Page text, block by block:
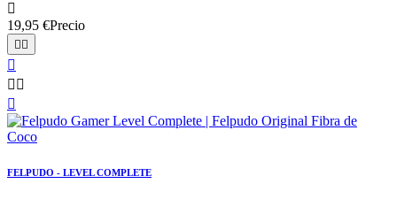

19,95 €Precio
 

 

FELPUDO - LEVEL COMPLETE